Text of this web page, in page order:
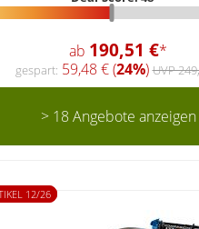
ab 190,51 €*
gespart: 59,48 € (24%)UVP
> 18 Angebote anzeigen
12/26